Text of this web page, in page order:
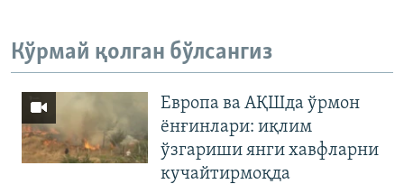
Кўрмай қолган бўлсангиз
Европа ва АҚШда ўрмон
ёнғинлари: иқлим
ўзгариши янги хавфларни
кучайтирмоқда